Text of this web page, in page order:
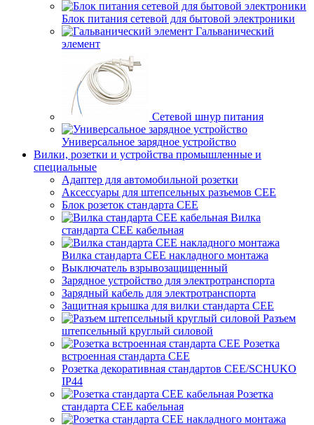
Блок питания сетевой для бытовой электроники
Гальванический
элемент
Сетевой шнур питания
Универсальное зарядное устройство
Вилки, розетки и устройства промышленные и
специальные
Адаптер для автомобильной розетки
Аксессуары для штепсельных разъемов CEE
Блок розеток стандарта CEE
Вилка
стандарта CEE кабельная
Вилка стандарта CEE накладного монтажа
Выключатель взрывозащищенный
Зарядное устройство для электротранспорта
Зарядный кабель для электротранспорта
Защитная крышка для вилки стандарта CEE
Разъем
штепсельный круглый силовой
Розетка
встроенная стандарта CEE
Розетка декоративная стандартов CEE/SCHUKO
IP44
Розетка
стандарта СЕЕ кабельная